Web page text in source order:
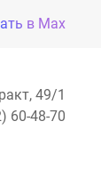
в Max
49/1
60-48-70